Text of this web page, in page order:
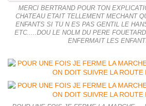
MERCI BERTRAND POUR TON
CHATEAU ETAIT TELLEMENT MECHANT
ENFANTS SI TU N ES PAS GENTIL LE
ETC.....DOU LE NOLM DU PERE
ENFERMAIT LES